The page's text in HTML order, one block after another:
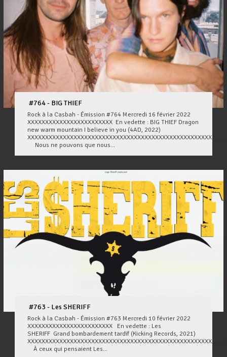
#764 - BIG THIEF
Rock à la Casbah - Émission #764 Mercredi 16 février 2022
XXXXXXXXXXXXXXXXXXXXXXXX En vedette : BIG THIEF Dragon
new warm mountain I believe in you (4AD, 2022)
Nous ne pouvons que nous...
#763 - Les SHERIFF
Rock à la Casbah - Émission #763 Mercredi 10 février 2022
XXXXXXXXXXXXXXXXXXXXXXXX En vedette : Les
SHERIFF Grand bombardement tardif (Kicking Records, 2021)
À ceux qui pensaient Les...